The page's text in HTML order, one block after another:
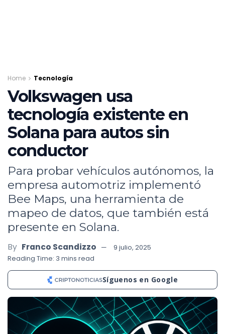
Home Tecnología
Volkswagen usa
tecnología existente en
Solana para autos sin
conductor
Para probar vehículos autónomos, la
empresa automotriz implementó
Bee Maps, una herramienta de
mapeo de datos, que también está
presente en Solana.
By Franco Scandizzo
9 julio, 2025
Reading Time: 3 mins read
Síguenos en Google